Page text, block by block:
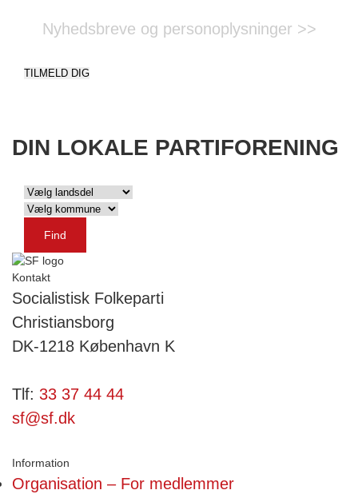
Nyhedsbreve og personoplysninger >>
TILMELD DIG
DIN LOKALE PARTIFORENING
Kontakt
Socialistisk Folkeparti
Christiansborg
DK-1218 København K
Tlf: 33 37 44 44
sf@sf.dk
Information
Organisation – For medlemmer